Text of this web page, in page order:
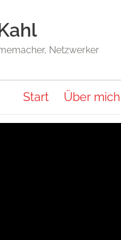
Netzwerker
Start Über mich